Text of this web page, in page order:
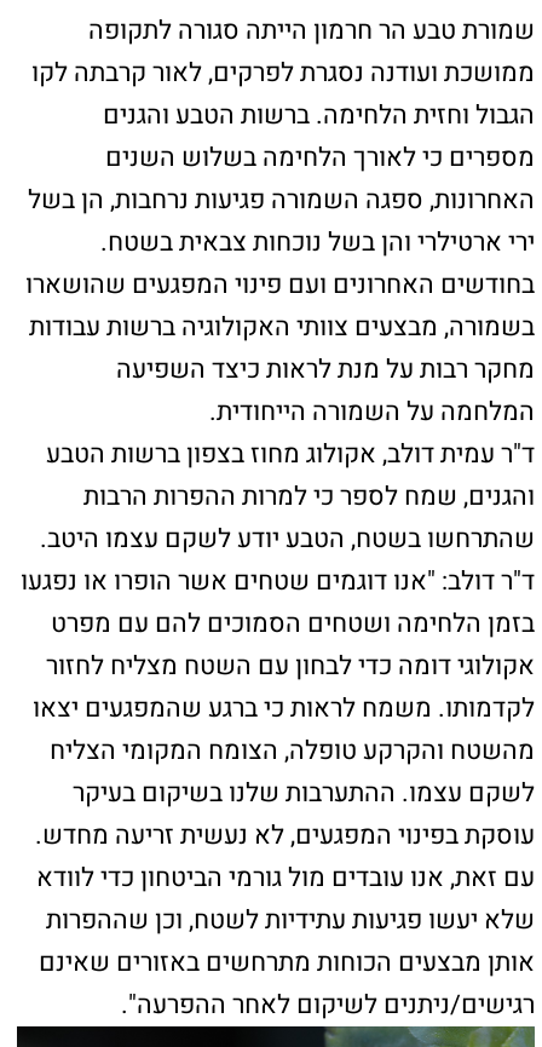
מדינת ישראל מתאפיינת במגוון מינים עשיר, עם
כ-2,600 מיני צמחים. עושר זה נובע ממיקומה
הייחודי בין יבשות ומהשונות האקלימית
עומדים בפני איומים רבים כמו פיתוח על חשבון
שטחים פתוחים, שינויי אקלים, זיהום קרקע ומים,
פלישת מינים זרים. בשלוש השנים האחרונות,
צמחי הבר גם עמדו בפני סכנת הלחימה, הן בשל
הפרות קרקע רבות של כוחות צבאיים והן בשל
שריפות רבות שפרצו בשטחים. כדי להגן על
המינים בסכנת הכחדה, מתקיימות פעולות שימור
מגוונות, כולל: הכרזה על שמורות טבע וגנים
לאומיים, השבת מינים לטבע, וניטור מתמשך.
צילום: אורי פרגמן ספיר
מפת האתר
ראשי
טירת הכרמל
חיפה
רכסים
קרית שמואל
קרית ביאליק
עכו
קישורים חשובים